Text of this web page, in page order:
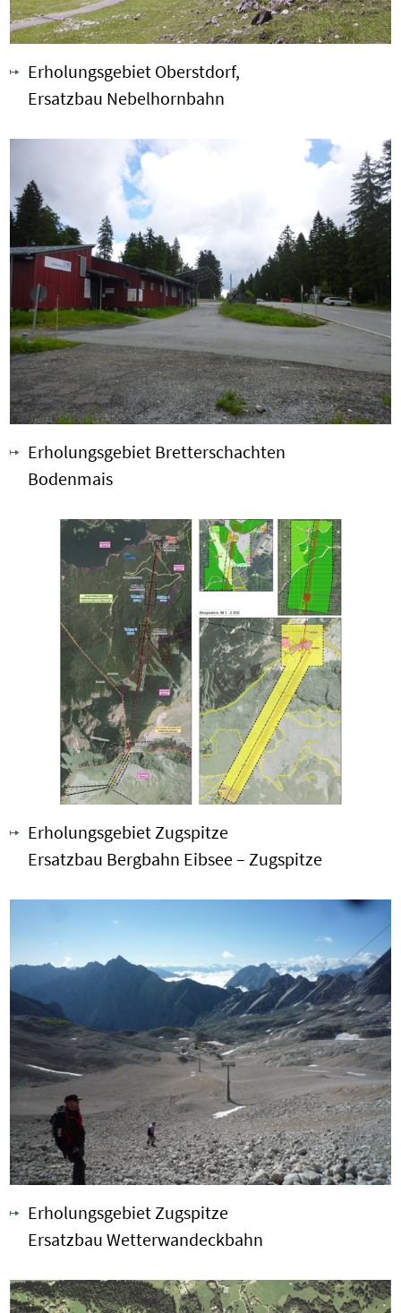
Erholungsgebiet Oberstdorf,
Ersatzbau Nebelhornbahn
Erholungsgebiet Bretterschachten
Bodenmais
Erholungsgebiet Zugspitze
Ersatzbau Bergbahn Eibsee – Zugspitze
Erholungsgebiet Zugspitze
Ersatzbau Wetterwandeckbahn